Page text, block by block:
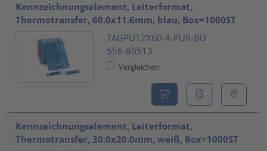
Kennzeichnungselement, Leiterformat,
Thermotransfer, 60.0x11.6mm, blau, Box=1000ST
TAGPU12X60-4-PUR-BU
556-80513
Vergleichen
Kennzeichnungselement, Leiterformat,
Thermotransfer, 30.0x20.0mm, weiß, Box=1000ST